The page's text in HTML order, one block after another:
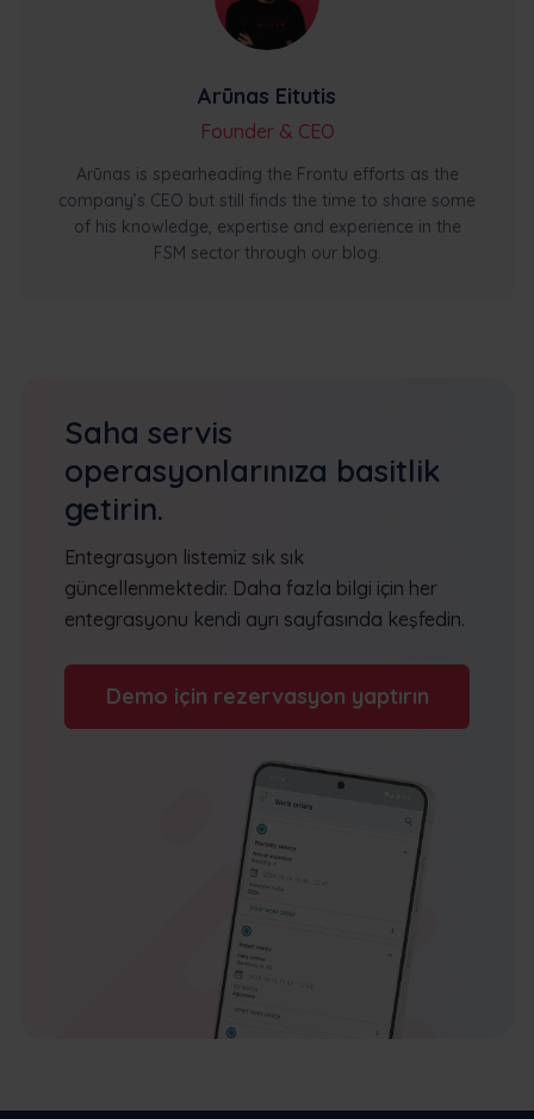
Arūnas Eitutis
Founder & CEO
Arūnas is spearheading the Frontu efforts as the
company’s CEO but still finds the time to share some
of his knowledge, expertise and experience in the
FSM sector through our blog.
Saha servis
operasyonlarınıza basitlik
getirin.
Entegrasyon listemiz sık sık
güncellenmektedir. Daha fazla bilgi için her
entegrasyonu kendi ayrı sayfasında keşfedin.
Demo için rezervasyon yaptırın